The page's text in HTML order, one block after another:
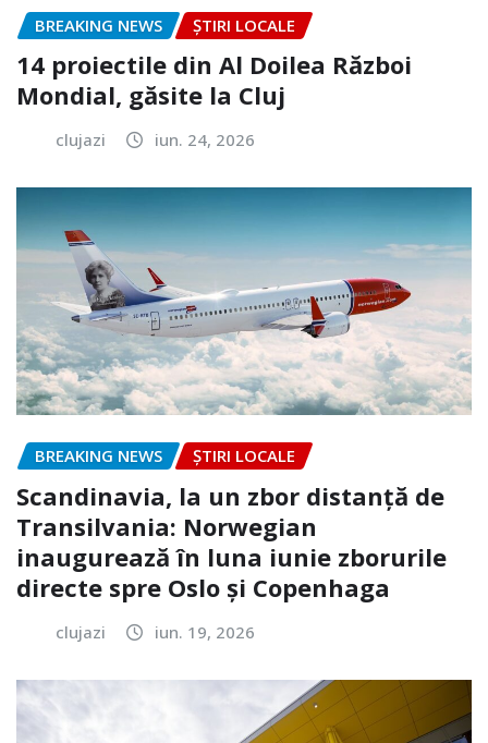
BREAKING NEWS ȘTIRI LOCALE
14 proiectile din Al Doilea Război
Mondial, găsite la Cluj
clujazi iun. 24, 2026
BREAKING NEWS ȘTIRI LOCALE
Scandinavia, la un zbor distanță de
Transilvania: Norwegian
inaugurează în luna iunie zborurile
directe spre Oslo și Copenhaga
clujazi iun. 19, 2026